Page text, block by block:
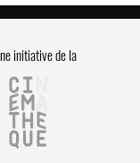
initiative de la